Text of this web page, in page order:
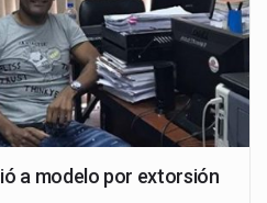
a modelo por extorsión